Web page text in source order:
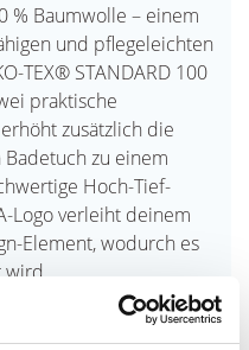
% Baumwolle – einem
und pflegeleichten
TEX® STANDARD 100
praktische
zusätzlich die
zu einem
Hoch-Tief-
Logo verleiht deinem
Element, wodurch es
ist dein